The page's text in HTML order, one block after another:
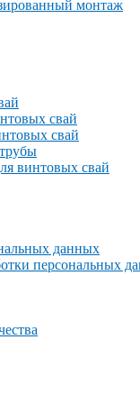
монтаж
свай
свай
винтовых свай
данных
персональных